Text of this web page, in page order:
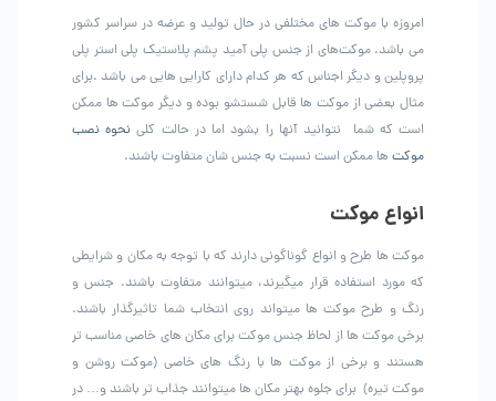
امروزه با موکت های مختلفی در حال تولید و عرضه در سراسر کشور
می باشد. موکت‌های از جنس پلی آمید پشم پلاستیک پلی استر پلی
پروپلین و دیگر اجناس که هر کدام دارای کارایی هایی می باشد .برای
مثال بعضی از موکت ها قابل شستشو بوده و دیگر موکت ها ممکن
است که شما نتوانید آنها را بشود اما در حالت کلی نحوه نصب
موکت ها ممکن است نسبت به جنس شان متفاوت باشند.
انواع موکت
موکت ها طرح و انواع گوناگونی دارند که با توجه به مکان و شرایطی
که مورد استفاده قرار میگیرند، میتوانند متفاوت باشند. جنس و
رنگ و طرح موکت ها میتواند روی انتخاب شما تاثیرگذار باشند.
برخی موکت ها از لحاظ جنس موکت برای مکان های خاصی مناسب تر
هستند و برخی از موکت ها با رنگ های خاصی (موکت روشن و
موکت تیره) برای جلوه بهتر مکان ها میتوانند جذاب تر باشند و… در